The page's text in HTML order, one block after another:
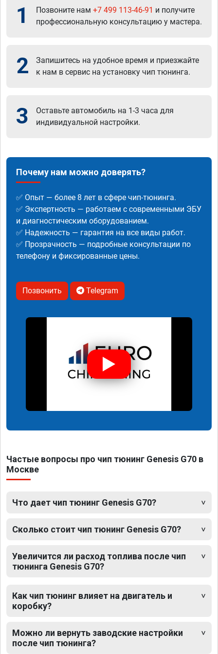
1 Позвоните нам +7 499 113-46-91 и получите
профессиональную консультацию у мастера.
2
Запишитесь на удобное время и приезжайте
к нам в сервис на установку чип тюнинга.
3
Оставьте автомобиль на 1-3 часа для
индивидуальной настройки.
Почему нам можно доверять?
✅ Опыт — более 8 лет в сфере чип-тюнинга.
✅ Экспертность — работаем с современными ЭБУ
и диагностическим оборудованием.
✅ Надежность — гарантия на все виды работ.
✅ Прозрачность — подробные консультации по
телефону и фиксированные цены.
Позвонить Telegram
Частые вопросы про чип тюнинг Genesis G70 в
Москве
Что дает чип тюнинг Genesis G70?
Сколько стоит чип тюнинг Genesis G70?
Увеличится ли расход топлива после чип
тюнинга Genesis G70?
Как чип тюнинг влияет на двигатель и
коробку?
Можно ли вернуть заводские настройки
после чип тюнинга?